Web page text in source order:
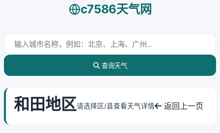
c7586天气网
查询天气
和田地区请选择区/县查看天气详情 返回上一页